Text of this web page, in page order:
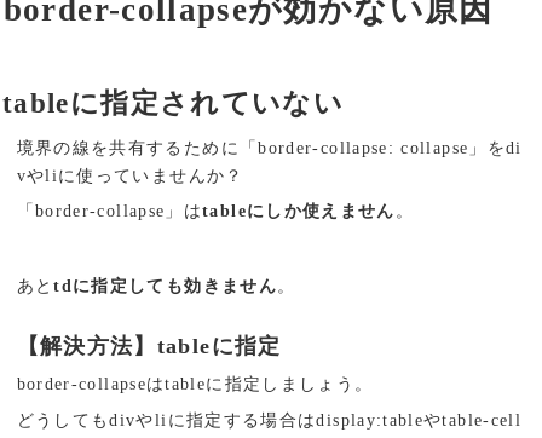
border-collapseが効かない原因
tableに指定されていない
境界の線を共有するために「border-collapse: collapse」をdi
vやliに使っていませんか？
「border-collapse」はtableにしか使えません 。
あとtdに指定しても効きません 。
【解決方法】tableに指定
border-collapseはtableに指定しましょう。
どうしてもdivやliに指定する場合はdisplay:tableやtable-cell